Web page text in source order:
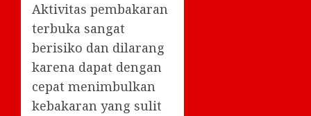
Aktivitas pembakaran
terbuka sangat
berisiko dan dilarang
karena dapat dengan
cepat menimbulkan
kebakaran yang sulit